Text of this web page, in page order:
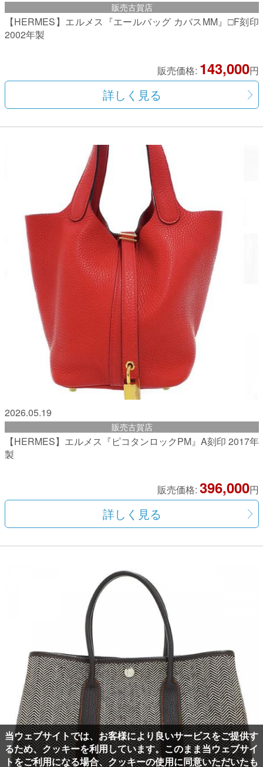
販売古賀店
【HERMES】エルメス『エールバッグ カバスMM』□F刻印
2002年製
販売価格: 143,000円
詳しく見る
2026.05.19
販売古賀店
【HERMES】エルメス『ピコタンロックPM』A刻印 2017年
製
販売価格: 396,000円
詳しく見る
当ウェブサイトでは、お客様により良いサービスをご提供す
るため、クッキーを利用しています。このまま当ウェブサイ
トをご利用になる場合、クッキーの使用に同意いただいたも